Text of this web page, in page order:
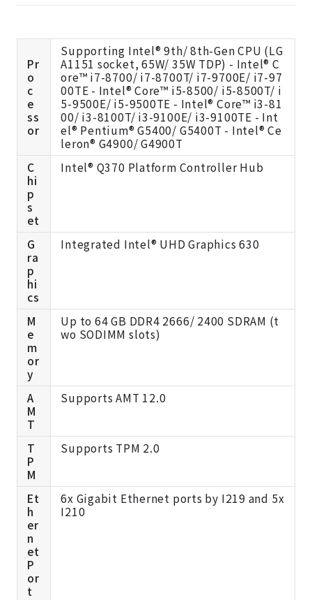
Pr
o
c
e
ss
or
Supporting Intel® 9th/ 8th-Gen CPU (LG
A1151 socket, 65W/ 35W TDP) - Intel® C
ore™ i7-8700/ i7-8700T/ i7-9700E/ i7-97
00TE - Intel® Core™ i5-8500/ i5-8500T/ i
5-9500E/ i5-9500TE - Intel® Core™ i3-81
00/ i3-8100T/ i3-9100E/ i3-9100TE - Int
el® Pentium® G5400/ G5400T - Intel® Ce
leron® G4900/ G4900T
C
hi
p
s
et
Intel® Q370 Platform Controller Hub
G
ra
p
hi
cs
Integrated Intel® UHD Graphics 630
M
e
m
or
y
Up to 64 GB DDR4 2666/ 2400 SDRAM (t
wo SODIMM slots)
A
M
T
Supports AMT 12.0
T
P
M
Supports TPM 2.0
Et
h
er
n
et
P
or
t
6x Gigabit Ethernet ports by I219 and 5x
I210